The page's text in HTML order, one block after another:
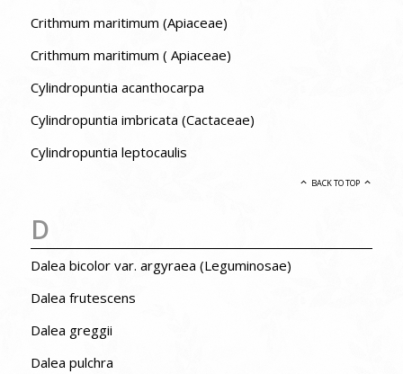
Crithmum maritimum (Apiaceae)
Crithmum maritimum ( Apiaceae)
Cylindropuntia acanthocarpa
Cylindropuntia imbricata (Cactaceae)
Cylindropuntia leptocaulis
BACK TO TOP
D
Dalea bicolor var. argyraea (Leguminosae)
Dalea frutescens
Dalea greggii
Dalea pulchra